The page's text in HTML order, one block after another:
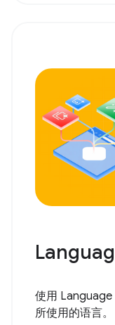
使用
所使用的语言。